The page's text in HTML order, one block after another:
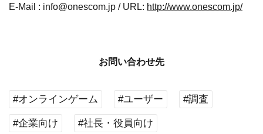
E-Mail : info@onescom.jp / URL: http://www.onescom.jp/
お問い合わせ先
#オンラインゲーム #ユーザー #調査
#企業向け #社長・役員向け